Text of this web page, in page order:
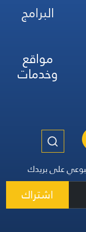
البرامج
مواقع
وخدمات
على بريدك
اشتراك